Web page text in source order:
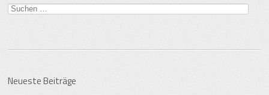
Suche
nach:
Neueste Beiträge